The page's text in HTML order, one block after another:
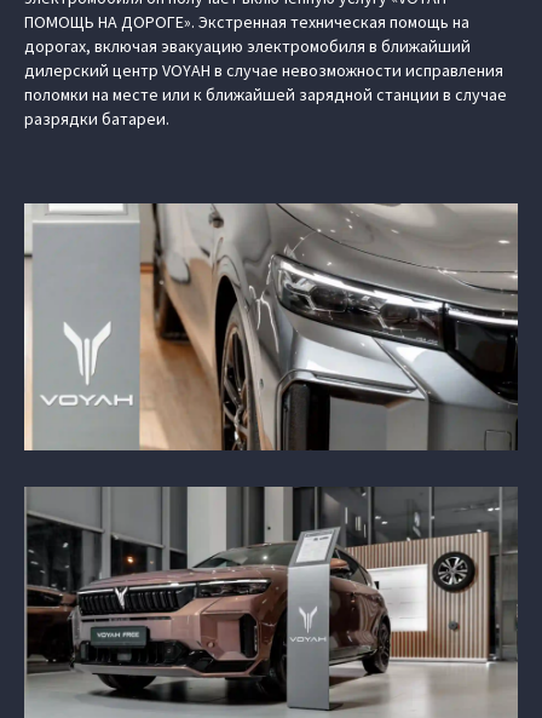
ПОМОЩЬ НА ДОРОГЕ». Экстренная техническая помощь на
дорогах, включая эвакуацию электромобиля в ближайший
дилерский центр VOYAH в случае невозможности исправления
поломки на месте или к ближайшей зарядной станции в случае
разрядки батареи.